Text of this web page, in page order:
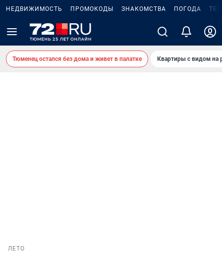
НЕДВИЖИМОСТЬ ПРОМОКОДЫ ЗНАКОМСТВА ПОГОДА
Тюменец остался без дома и живет в палатке Квартиры с видом на
ЛЕТО